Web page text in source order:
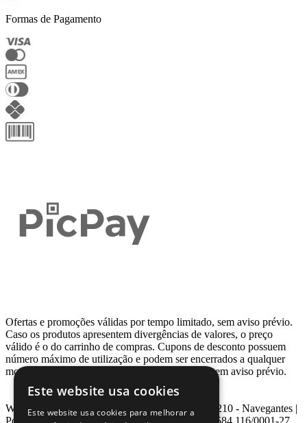
Formas de Pagamento
Ofertas e promoções válidas por tempo limitado, sem aviso prévio.
Caso os produtos apresentem divergências de valores, o preço
válido é o do carrinho de compras. Cupons de desconto possuem
número máximo de utilização e podem ser encerrados a qualquer
momento, de acordo com sua disponibilidade e sem aviso prévio.
Webcontinental LTDA | Travessa Venezuela, Nº 210 - Navegantes |
Este website usa cookies
Este website usa cookies para melhorar a